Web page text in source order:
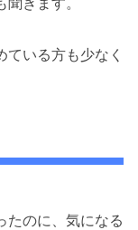
いる方も少なく
たのに、気になる